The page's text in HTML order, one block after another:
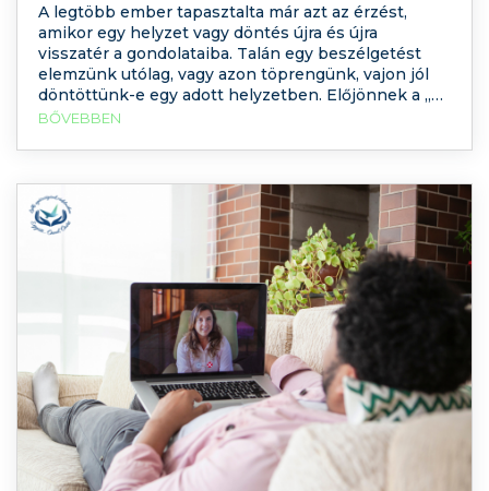
A legtöbb ember tapasztalta már azt az érzést,
amikor egy helyzet vagy döntés újra és újra
visszatér a gondolataiba. Talán egy beszélgetést
elemzünk utólag, vagy azon töprengünk, vajon jól
döntöttünk-e egy adott helyzetben. Előjönnek a „mi
lett volna, ha…?” kérdések és nem hagynak minket
ismétlődővé, nehezen kontrollálhatóvá és
BŐVEBBEN